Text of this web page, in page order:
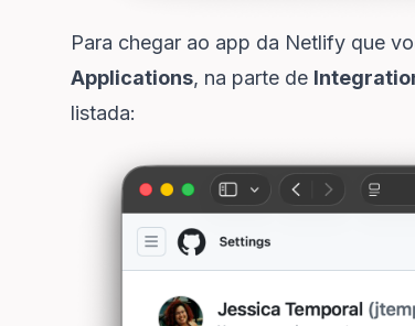
Para chegar ao app da Netlify que
Applications, na parte de
listada: